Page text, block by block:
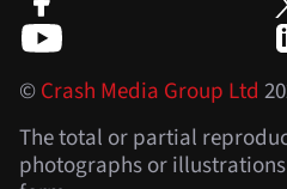
©Crash Media Group Ltd
The total or partial
photographs or